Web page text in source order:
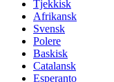
Tjekkisk
Afrikansk
Svensk
Polere
Baskisk
Catalansk
Esperanto